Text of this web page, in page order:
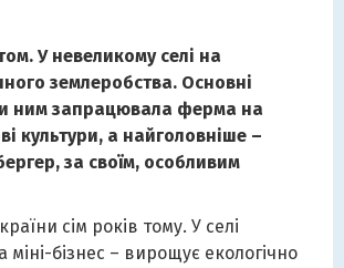
У невеликому селі на
землеробства. Основні
ним запрацювала ферма на
культури, а найголовніше –
за своїм, особливим
сім років тому. У селі
бізнес – вирощує екологічно